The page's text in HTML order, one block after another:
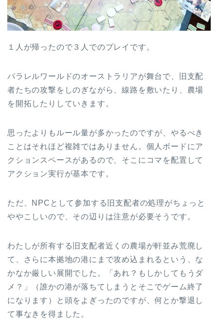
１人が帰ったので３人でのプレイです。
パラレルワールドのオーストラリアが舞台で、旧支配
者たちの攻撃をしのぎながら、線路を敷いたり、農場
を開拓したりしていきます。
思ったよりもルール量が多かったのですが、やるべき
ことはそれほど複雑ではありません。個人ボードにア
クションスペースがあるので、そこにコマを配置して
アクション実行が基本です。
ただ、NPCとして参加する旧支配者の処理がちょっと
ややこしいので、その辺りは注意が必要そうです。
わたしが所有する旧支配者近くの農場が軒並み荒廃し
て、さらに本拠地の港にまで攻め込まれるという、な
かなか厳しい展開でした。「あれ？もしかしてもうダ
メ？」（誰かの港が落ちてしまうとそこでゲーム終了
になります）と頭をよぎったのですが、何とか撃退し
て事なきを得ました。